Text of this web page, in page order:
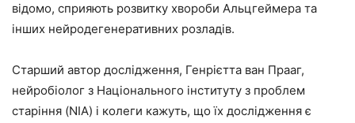
відомо, сприяють розвитку хвороби Альцгеймера та
інших нейродегенеративних розладів.
Старший автор дослідження, Генрієтта ван Прааг,
нейробіолог з Національного інституту з проблем
старіння (NIA) і колеги кажуть, що їх дослідження є